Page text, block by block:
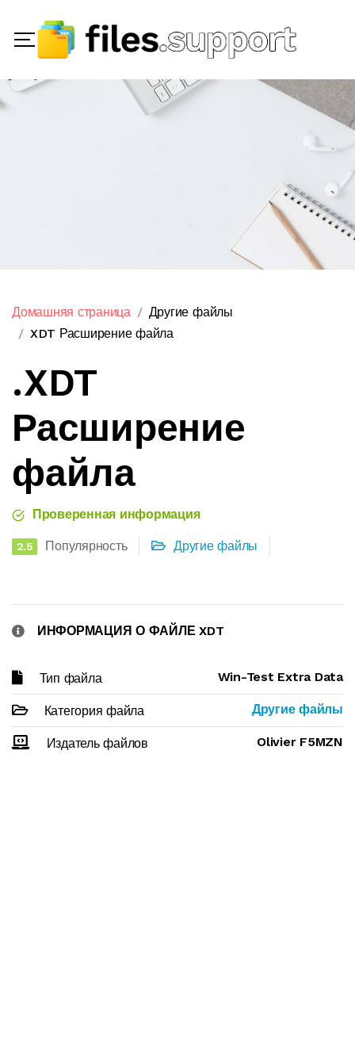
Домашняя страница
Другие файлы
XDT Расширение файла
.XDT
Расширение
файла
Проверенная информация
2.5 Популярность Другие файлы
ИНФОРМАЦИЯ О ФАЙЛЕ XDT
Тип файла Win-Test Extra Data
Категория файла Другие файлы
Издатель файлов Olivier F5MZN